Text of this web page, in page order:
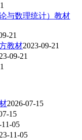
与数理统计）教材
21
教材2023-09-21
09-21
2026-07-15
15
11-05
11-05